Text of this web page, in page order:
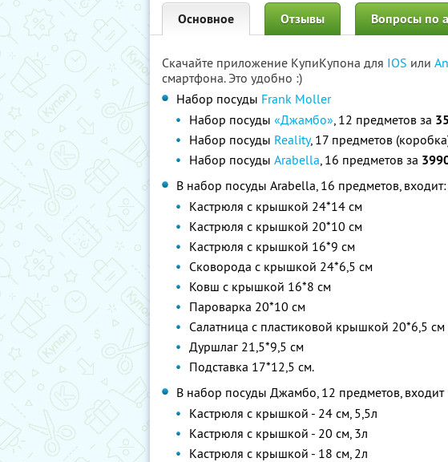
Основное Отзывы Вопросы по
Скачайте приложение КупиКупона для IOS или
смартфона. Это удобно :)
Набор посуды Frank Moller
Набор посуды «Джамбо», 12 предметов за
Набор посуды Reality, 17 предметов
Набор посуды Arabella, 16 предметов за
В набор посуды Arabella, 16 предметов, входит:
Кастрюля с крышкой 24*14 см
Кастрюля с крышкой 20*10 см
Кастрюля с крышкой 16*9 см
Сковорода с крышкой 24*6,5 см
Ковш с крышкой 16*8 см
Пароварка 20*10 см
Салатница с пластиковой крышкой 20*6,5 см
Дуршлаг 21,5*9,5 см
Подставка 17*12,5 см.
В набор посуды Джамбо, 12 предметов, входит
Кастрюля с крышкой - 24 см, 5,5л
Кастрюля с крышкой - 20 см, 3л
Кастрюля с крышкой - 18 см, 2л